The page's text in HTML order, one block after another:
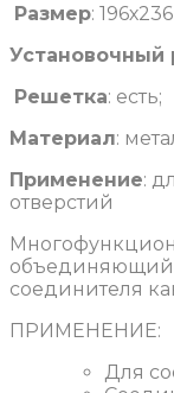
Размер:
Установочный
Решетка: есть;
Материал:
Применение:
отверстий
объединяющий
соединителя
ПРИМЕНЕНИЕ:
Для